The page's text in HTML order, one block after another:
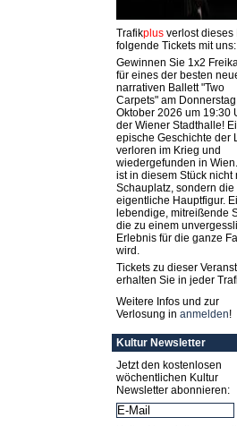
Trafikplusverlost dieses
folgende Tickets mit uns:
Gewinnen Sie 1x2
für eines der besten
narrativen Ballett "Two
Carpets" am
Oktober 2026 um 19:30
der Wiener Stadthalle!
epische Geschichte der
verloren im Krieg und
wiedergefunden in
ist in diesem Stück nicht
Schauplatz, sondern die
eigentliche Hauptfigur.
lebendige, mitreißende
die zu einem
Erlebnis für die ganze
wird.
Tickets zu dieser
erhalten Sie in jeder
Weitere Infos und zur
Verlosung in anmelden!
Kultur Newsletter
Jetzt den kostenlosen
wöchentlichen Kultur
Newsletter abonnieren: